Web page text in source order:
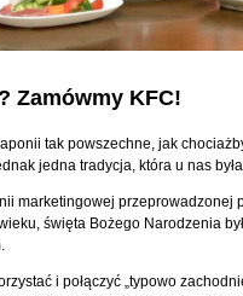
Zamówmy KFC!
tak powszechne, jak
jedna tradycja, która u nas
marketingowej przeprowadzonej
święta Bożego Narodzenia
i połączyć „typowo